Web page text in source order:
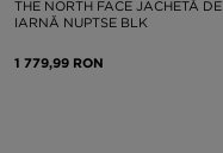
THE NORTH FACE JACHETĂ DE
IARNĂ NUPTSE BLK
1 779,99 RON